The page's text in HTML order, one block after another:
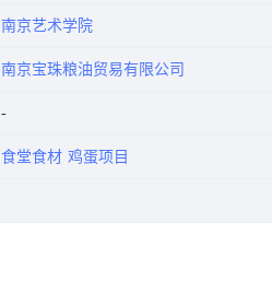
南京艺术学院
南京宝珠粮油贸易有限公司
食堂食材 鸡蛋项目